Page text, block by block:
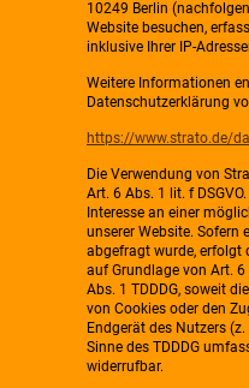
10249 Berlin
Website besuchen,
inklusive Ihrer IP-
Weitere Informationen
Datenschutzerklärung
https://www.strato.de/
Die Verwendung von
Art. 6 Abs. 1 lit. f
Interesse an einer
unserer Website. Sofern
abgefragt wurde, erfolgt
auf Grundlage von Art. 6
Abs. 1 TDDDG, soweit
von Cookies oder den
Endgerät des Nutzers
Sinne des TDDDG
widerrufbar.